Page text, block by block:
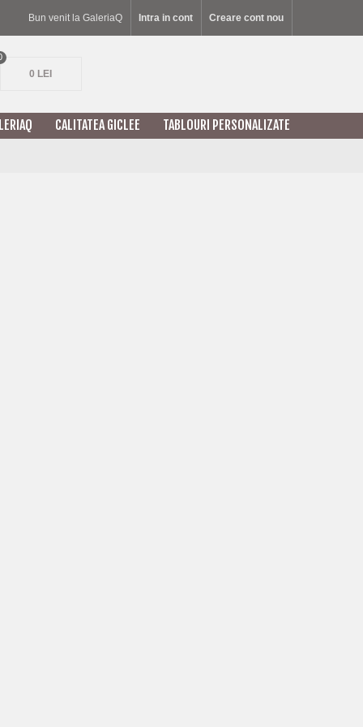
Bun venit la GaleriaQ Intra in cont Creare cont nou
0 LEI
CALITATEA GICLEE TABLOURI PERSONALIZATE